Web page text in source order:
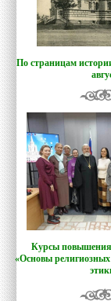
По страницам
Курсы
«Основы религиозных